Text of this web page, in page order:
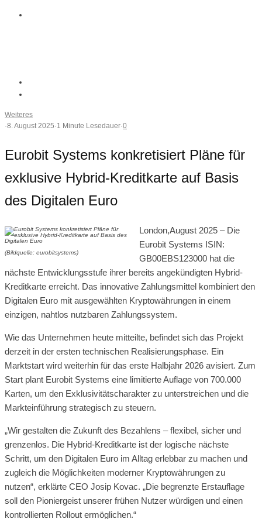
Weiteres
·8. August 2025·1 Minute Lesedauer·0
Eurobit Systems konkretisiert Pläne für
exklusive Hybrid-Kreditkarte auf Basis
des Digitalen Euro
(Bildquelle: eurobitsystems)
London,August 2025 – Die
Eurobit Systems ISIN:
GB00EBS123000 hat die
nächste Entwicklungsstufe ihrer bereits angekündigten Hybrid-
Kreditkarte erreicht. Das innovative Zahlungsmittel kombiniert den
Digitalen Euro mit ausgewählten Kryptowährungen in einem
einzigen, nahtlos nutzbaren Zahlungssystem.
Wie das Unternehmen heute mitteilte, befindet sich das Projekt
derzeit in der ersten technischen Realisierungsphase. Ein
Marktstart wird weiterhin für das erste Halbjahr 2026 avisiert. Zum
Start plant Eurobit Systems eine limitierte Auflage von 700.000
Karten, um den Exklusivitätscharakter zu unterstreichen und die
Markteinführung strategisch zu steuern.
„Wir gestalten die Zukunft des Bezahlens – flexibel, sicher und
grenzenlos. Die Hybrid-Kreditkarte ist der logische nächste
Schritt, um den Digitalen Euro im Alltag erlebbar zu machen und
zugleich die Möglichkeiten moderner Kryptowährungen zu
nutzen“, erklärte CEO Josip Kovac. „Die begrenzte Erstauflage
soll den Pioniergeist unserer frühen Nutzer würdigen und einen
kontrollierten Rollout ermöglichen.“